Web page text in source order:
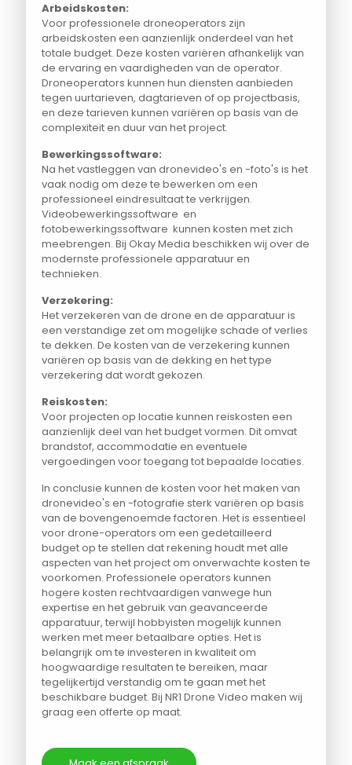
Arbeidskosten:
Voor professionele droneoperators zijn
arbeidskosten een aanzienlijk onderdeel van het
totale budget. Deze kosten variëren afhankelijk van
de ervaring en vaardigheden van de operator.
Droneoperators kunnen hun diensten aanbieden
tegen uurtarieven, dagtarieven of op projectbasis,
en deze tarieven kunnen variëren op basis van de
complexiteit en duur van het project.
Bewerkingssoftware:
Na het vastleggen van dronevideo's en -foto's is het
vaak nodig om deze te bewerken om een
professioneel eindresultaat te verkrijgen.
Videobewerkingssoftware en
fotobewerkingssoftware kunnen kosten met zich
meebrengen. Bij Okay Media beschikken wij over de
modernste professionele apparatuur en
technieken.
Verzekering:
Het verzekeren van de drone en de apparatuur is
een verstandige zet om mogelijke schade of verlies
te dekken. De kosten van de verzekering kunnen
variëren op basis van de dekking en het type
verzekering dat wordt gekozen.
Reiskosten:
Voor projecten op locatie kunnen reiskosten een
aanzienlijk deel van het budget vormen. Dit omvat
brandstof, accommodatie en eventuele
vergoedingen voor toegang tot bepaalde locaties.
In conclusie kunnen de kosten voor het maken van
dronevideo's en -fotografie sterk variëren op basis
van de bovengenoemde factoren. Het is essentieel
voor drone-operators om een gedetailleerd
budget op te stellen dat rekening houdt met alle
aspecten van het project om onverwachte kosten te
voorkomen. Professionele operators kunnen
hogere kosten rechtvaardigen vanwege hun
expertise en het gebruik van geavanceerde
apparatuur, terwijl hobbyisten mogelijk kunnen
werken met meer betaalbare opties. Het is
belangrijk om te investeren in kwaliteit om
hoogwaardige resultaten te bereiken, maar
tegelijkertijd verstandig om te gaan met het
beschikbare budget. Bij NR1 Drone Video maken wij
graag een offerte op maat.